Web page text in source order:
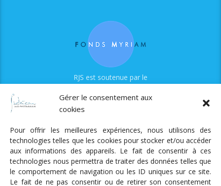
Gérer le consentement aux
cookies
Pour offrir les meilleures expériences, nous utilisons des
technologies telles que les cookies pour stocker et/ou accéder
aux informations des appareils. Le fait de consentir à ces
technologies nous permettra de traiter des données telles que
le comportement de navigation ou les ID uniques sur ce site.
Le fait de ne pas consentir ou de retirer son consentement
RJS est soutenue par le
Radio Judaica Strasbourg
Tous droits réservés